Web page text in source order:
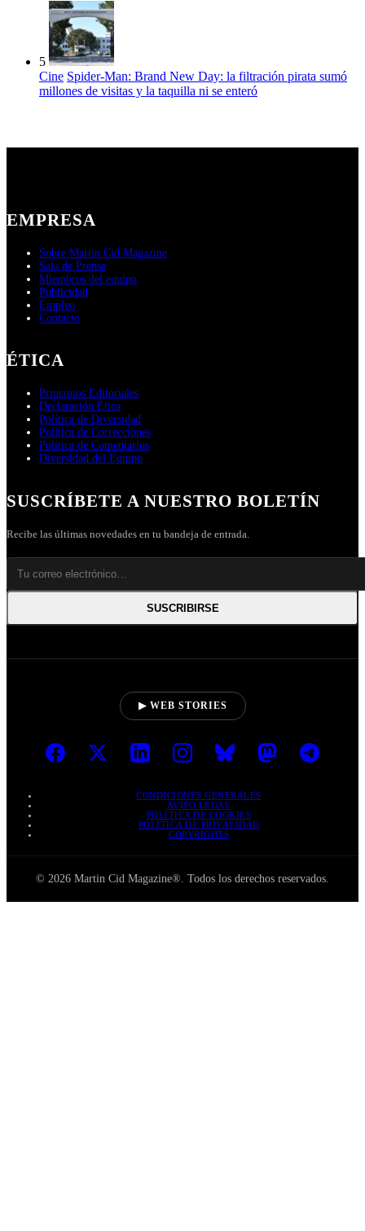
5
Cine Spider-Man: Brand New Day: la filtración pirata sumó
millones de visitas y la taquilla ni se enteró
EMPRESA
Sobre Martin Cid Magazine
Sala de Prensa
Miembros del equipo
Publicidad
Empleo
Contacto
ÉTICA
Principios Editoriales
Declaración Ética
Política de Diversidad
Política de Correcciones
Política de Comentarios
Diversidad del Equipo
SUSCRÍBETE A NUESTRO BOLETÍN
Recibe las últimas novedades en tu bandeja de entrada.
SUSCRIBIRSE
▶ WEB STORIES
CONDICIONES GENERALES
AVISO LEGAL
POLÍTICA DE COOKIES
POLÍTICA DE PRIVACIDAD
COPYRIGHTS
© 2026 Martin Cid Magazine®. Todos los derechos reservados.